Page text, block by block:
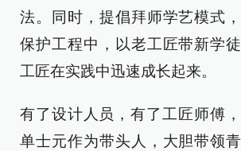
法。同时，提倡拜师学艺模式
保护工程中，以老工匠带新学
工匠在实践中迅速成长起来。
有了设计人员，有了工匠师傅，
单士元作为带头人，大胆带领